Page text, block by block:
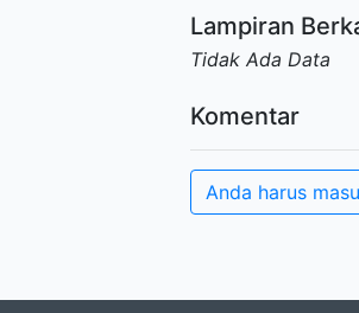
Lampiran
Tidak Ada Data
Komentar
Anda harus